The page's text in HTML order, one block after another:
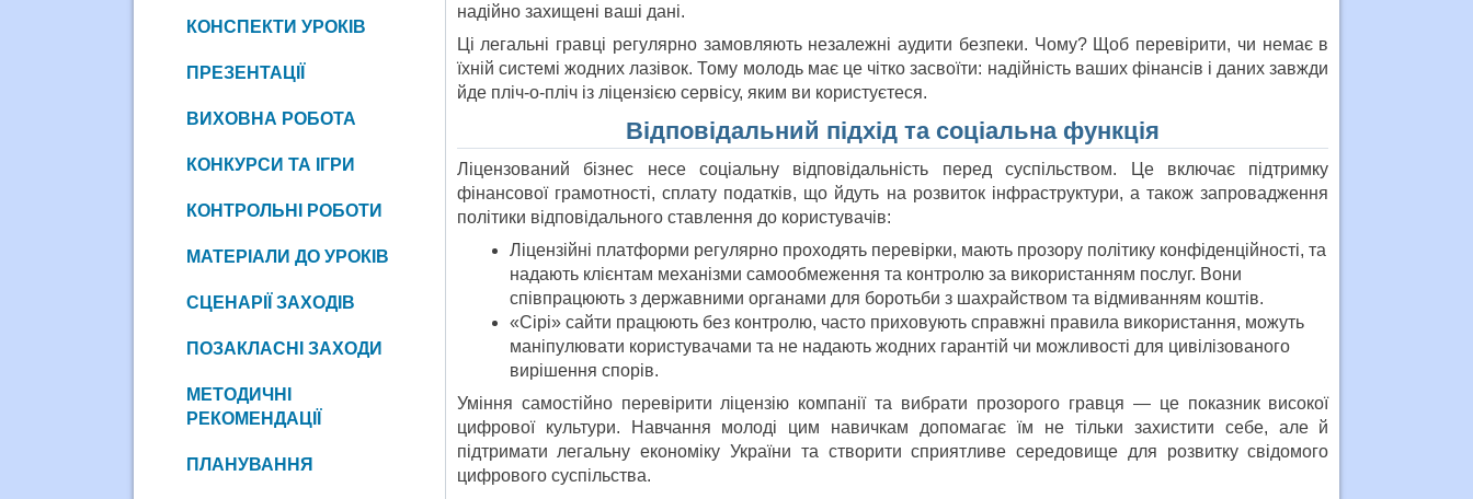
надійно захищені ваші дані.
Ці легальні гравці регулярно замовляють незалежні аудити безпеки. Чому? Щоб перевірити, чи немає в
їхній системі жодних лазівок. Тому молодь має це чітко засвоїти: надійність ваших фінансів і даних завжди
йде пліч-о-пліч із ліцензією сервісу, яким ви користуєтеся.
Відповідальний підхід та соціальна функція
Ліцензований бізнес несе соціальну відповідальність перед суспільством. Це включає підтримку
фінансової грамотності, сплату податків, що йдуть на розвиток інфраструктури, а також запровадження
політики відповідального ставлення до користувачів:
Ліцензійні платформи регулярно проходять перевірки, мають прозору політику конфіденційності, та
надають клієнтам механізми самообмеження та контролю за використанням послуг. Вони
співпрацюють з державними органами для боротьби з шахрайством та відмиванням коштів.
«Сірі» сайти працюють без контролю, часто приховують справжні правила використання, можуть
маніпулювати користувачами та не надають жодних гарантій чи можливості для цивілізованого
вирішення спорів.
Уміння самостійно перевірити ліцензію компанії та вибрати прозорого гравця — це показник високої
цифрової культури. Навчання молоді цим навичкам допомагає їм не тільки захистити себе, але й
підтримати легальну економіку України та створити сприятливе середовище для розвитку свідомого
цифрового суспільства.
КОНСПЕКТИ УРОКІВ
ПРЕЗЕНТАЦІЇ
ВИХОВНА РОБОТА
КОНКУРСИ ТА ІГРИ
КОНТРОЛЬНІ РОБОТИ
МАТЕРІАЛИ ДО УРОКІВ
СЦЕНАРІЇ ЗАХОДІВ
ПОЗАКЛАСНІ ЗАХОДИ
МЕТОДИЧНІ
РЕКОМЕНДАЦІЇ
ПЛАНУВАННЯ